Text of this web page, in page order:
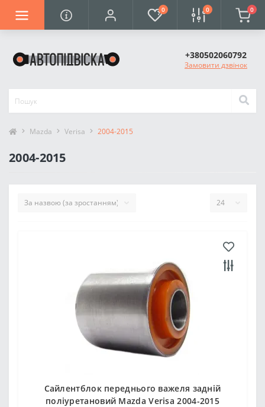
0 0 0
+380502060792
Замовити дзвінок
Mazda Verisa 2004-2015
2004-2015
Сайлентблок переднього важеля задній
поліуретановий Mazda Verisa 2004-2015